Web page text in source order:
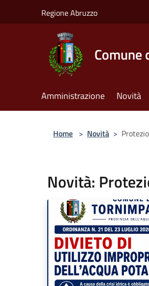
Regione Abruzzo
Comune
Amministrazione Novità
Home > Novità >
Novità: